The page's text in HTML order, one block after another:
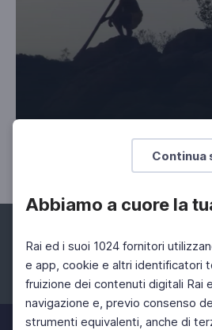
Continua
Abbiamo a cuore la
Rai ed i suoi 1024 fornitori
e app, cookie e altri identificatori
fruizione dei contenuti digitali Rai
navigazione e, previo consenso
strumenti equivalenti, anche di
L'umanità moderna si
Facebook Instagram